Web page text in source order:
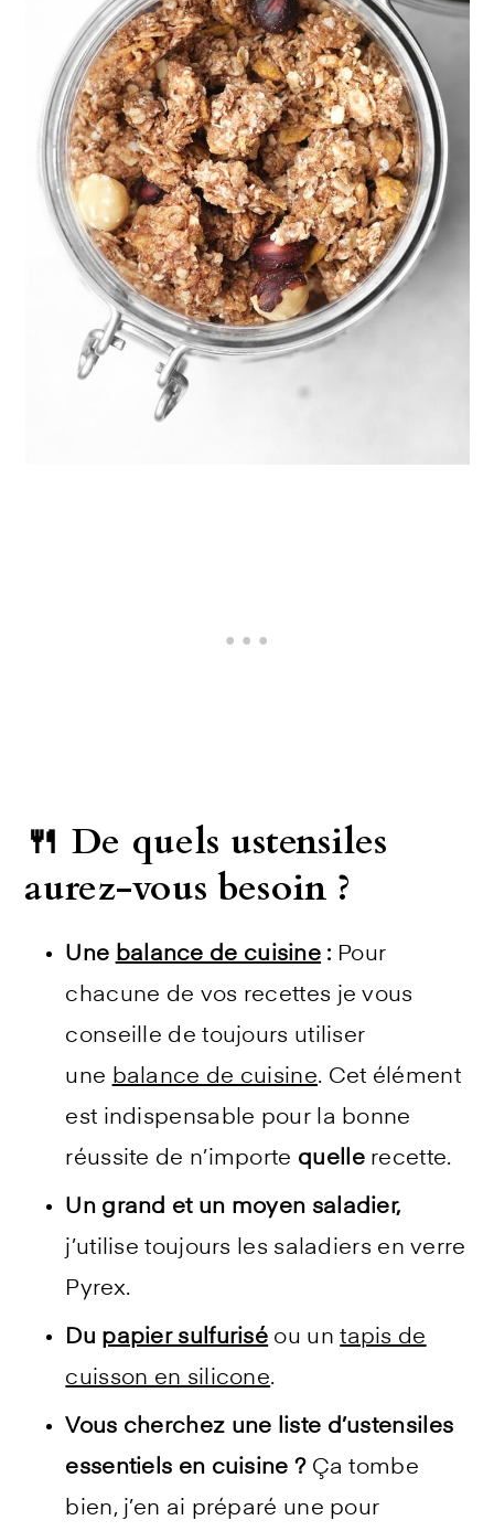
🍴 De quels ustensiles
aurez-vous besoin ?
Une balance de cuisine : Pour
chacune de vos recettes je vous
conseille de toujours utiliser
une balance de cuisine. Cet élément
est indispensable pour la bonne
réussite de n’importe quelle recette.
Un grand et un moyen saladier,
j’utilise toujours les saladiers en verre
Pyrex.
Du papier sulfurisé ou untapis de
cuisson en silicone.
Vous cherchez une liste d’ustensiles
essentiels en cuisine ? Ça tombe
bien, j’en ai préparé une pour